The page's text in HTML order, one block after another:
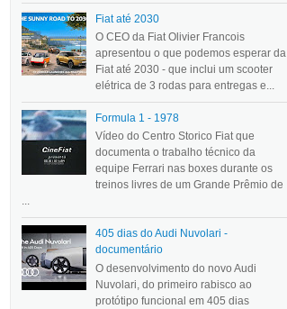
Fiat até 2030
O CEO da Fiat Olivier Francois
apresentou o que podemos esperar da
Fiat até 2030 - que inclui um scooter
elétrica de 3 rodas para entregas e...
Formula 1 - 1978
Vídeo do Centro Storico Fiat que
documenta o trabalho técnico da
equipe Ferrari nas boxes durante os
treinos livres de um Grande Prêmio de
...
405 dias do Audi Nuvolari -
documentário
O desenvolvimento do novo Audi
Nuvolari, do primeiro rabisco ao
protótipo funcional em 405 dias